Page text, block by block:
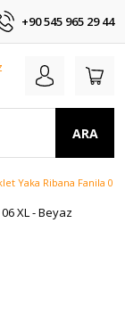
+90 545 965 29 44
ARA
Yaka Ribana Fanila 06